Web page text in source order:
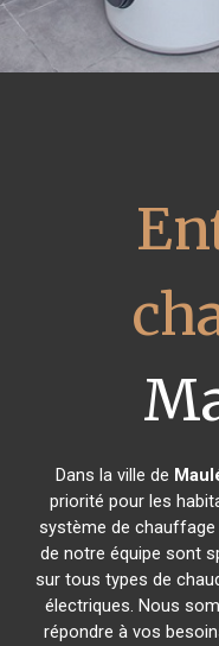
Dans la ville de
priorité pour les
système de
de notre équipe sont
sur tous types de
électriques. Nous
répondre à vos